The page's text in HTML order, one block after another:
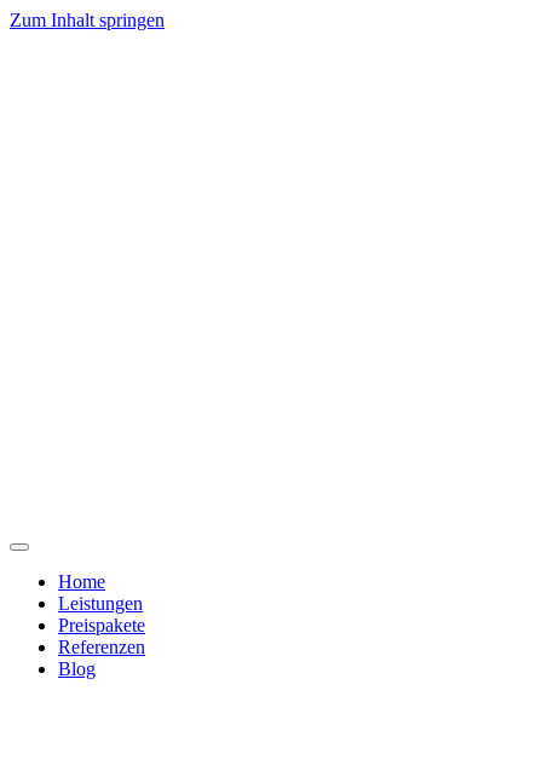
Zum Inhalt springen
Home
Leistungen
Preispakete
Referenzen
Blog